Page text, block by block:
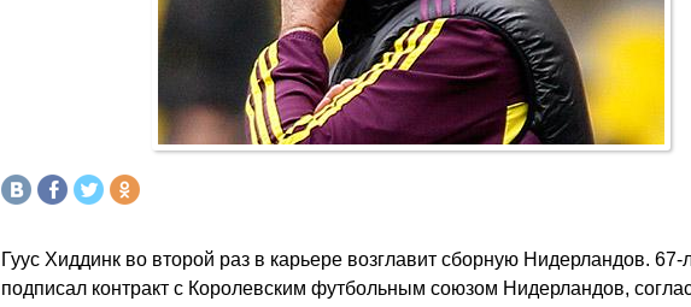
Гуус Хиддинк во второй раз в карьере возглавит сборную Нидерландов. 67-
подписал контракт с Королевским футбольным союзом Нидерландов,